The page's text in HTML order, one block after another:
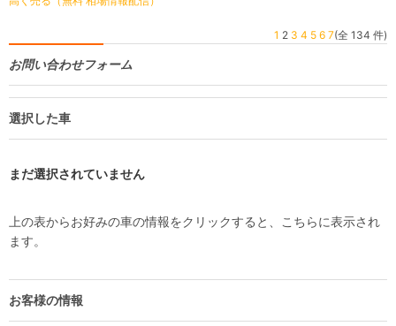
1 2 3 4 5 6 7(全 134 件)
お問い合わせフォーム
選択した車
まだ選択されていません
上の表からお好みの車の情報をクリックすると、こちらに表示され
ます。
お客様の情報